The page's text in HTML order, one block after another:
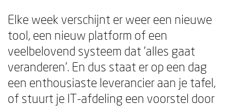
Elke week verschijnt er weer een nieuwe
tool, een nieuw platform of een
veelbelovend systeem dat 'alles gaat
veranderen'. En dus staat er op een dag
een enthousiaste leverancier aan je tafel,
of stuurt je IT-afdeling een voorstel door